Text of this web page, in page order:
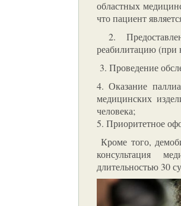
областных
что пациент
2.
реабилитацию (при
3. Проведение
4. Оказание
медицинских
человека;
5. Приоритетное
Кроме того,
консультация
длительностью 30